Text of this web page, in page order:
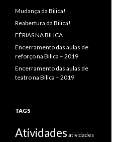
Mudança da Bilica!
Reabertura da Bilica!
FÉRIAS NA BILICA
Encerramento das aulas de
reforço na Bilica – 2019
Encerramento das aulas de
teatro na Bilica – 2019
TAGS
Atividades atividades